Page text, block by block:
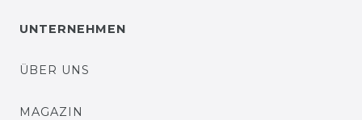
UNTERNEHMEN
ÜBER UNS
MAGAZIN